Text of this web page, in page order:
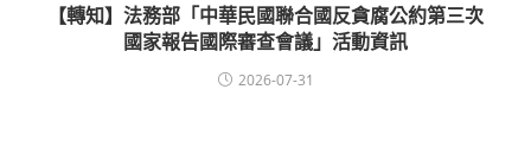
【轉知】法務部「中華民國聯合國反貪腐公約第三次
國家報告國際審查會議」活動資訊
2026-07-31